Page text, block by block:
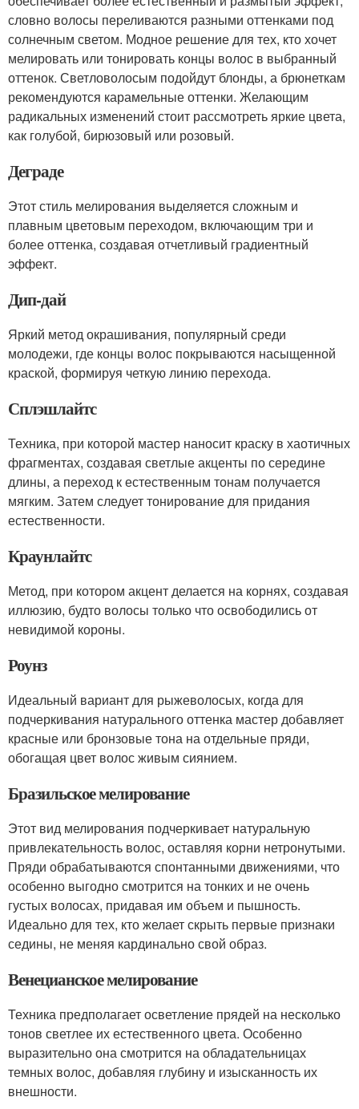
словно волосы переливаются разными оттенками под
солнечным светом. Модное решение для тех, кто хочет
мелировать или тонировать концы волос в выбранный
оттенок. Светловолосым подойдут блонды, а брюнеткам
рекомендуются карамельные оттенки. Желающим
радикальных изменений стоит рассмотреть яркие цвета,
как голубой, бирюзовый или розовый.
Деграде
Этот стиль мелирования выделяется сложным и
плавным цветовым переходом, включающим три и
более оттенка, создавая отчетливый градиентный
эффект.
Дип-дай
Яркий метод окрашивания, популярный среди
молодежи, где концы волос покрываются насыщенной
краской, формируя четкую линию перехода.
Сплэшлайтс
Техника, при которой мастер наносит краску в хаотичных
фрагментах, создавая светлые акценты по середине
длины, а переход к естественным тонам получается
мягким. Затем следует тонирование для придания
естественности.
Краунлайтс
Метод, при котором акцент делается на корнях, создавая
иллюзию, будто волосы только что освободились от
невидимой короны.
Роунз
Идеальный вариант для рыжеволосых, когда для
подчеркивания натурального оттенка мастер добавляет
красные или бронзовые тона на отдельные пряди,
обогащая цвет волос живым сиянием.
Бразильское мелирование
Этот вид мелирования подчеркивает натуральную
привлекательность волос, оставляя корни нетронутыми.
Пряди обрабатываются спонтанными движениями, что
особенно выгодно смотрится на тонких и не очень
густых волосах, придавая им объем и пышность.
Идеально для тех, кто желает скрыть первые признаки
седины, не меняя кардинально свой образ.
Венецианское мелирование
Техника предполагает осветление прядей на несколько
тонов светлее их естественного цвета. Особенно
выразительно она смотрится на обладательницах
темных волос, добавляя глубину и изысканность их
внешности.